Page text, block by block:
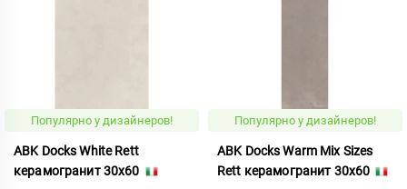
Популярно у дизайнеров!
ABK Docks White Rett
керамогранит 30x60
Популярно у дизайнеров!
ABK Docks Warm Mix Sizes
Rett керамогранит 30x60